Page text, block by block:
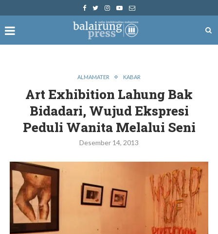
ALMAMATER KABAR
Art Exhibition Lahung Bak
Bidadari, Wujud Ekspresi
Peduli Wanita Melalui Seni
Desember 14, 2013